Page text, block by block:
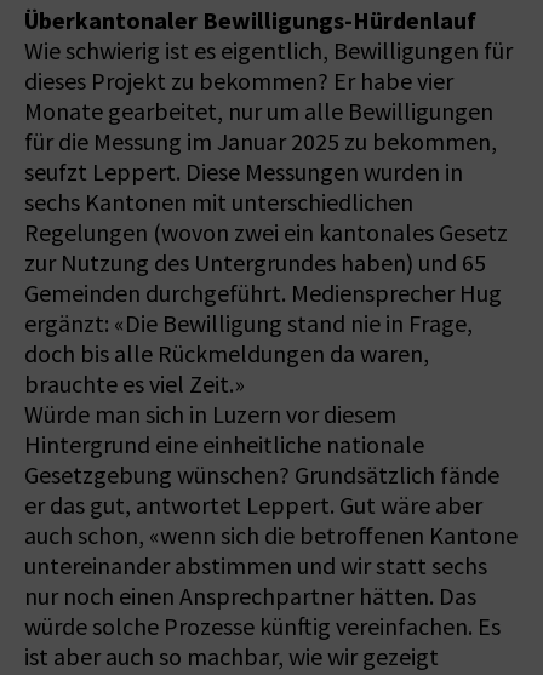
Überkantonaler Bewilligungs-Hürdenlauf
Wie schwierig ist es eigentlich, Bewilligungen für
dieses Projekt zu bekommen? Er habe vier
Monate gearbeitet, nur um alle Bewilligungen
für die Messung im Januar 2025 zu bekommen,
seufzt Leppert. Diese Messungen wurden in
sechs Kantonen mit unterschiedlichen
Regelungen (wovon zwei ein kantonales Gesetz
zur Nutzung des Untergrundes haben) und 65
Gemeinden durchgeführt. Mediensprecher Hug
ergänzt: «Die Bewilligung stand nie in Frage,
doch bis alle Rückmeldungen da waren,
brauchte es viel Zeit.»
Würde man sich in Luzern vor diesem
Hintergrund eine einheitliche nationale
Gesetzgebung wünschen? Grundsätzlich fände
er das gut, antwortet Leppert. Gut wäre aber
auch schon, «wenn sich die betroffenen Kantone
untereinander abstimmen und wir statt sechs
nur noch einen Ansprechpartner hätten. Das
würde solche Prozesse künftig vereinfachen. Es
ist aber auch so machbar, wie wir gezeigt